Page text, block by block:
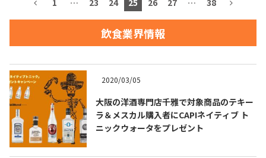
プライバシーポリシー
1 … 23 24 25 26 27 … 38
飲食業界情報
2020/03/05
大阪の洋酒専門店千雅で対象商品のテキー
ラ＆メスカル購入者にCAPIネイティブ ト
ニックウォータをプレゼント